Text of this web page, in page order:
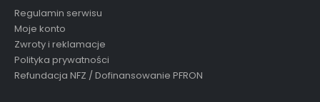
Regulamin serwisu
Moje konto
Zwroty i reklamacje
Polityka prywatności
Refundacja NFZ / Dofinansowanie PFRON